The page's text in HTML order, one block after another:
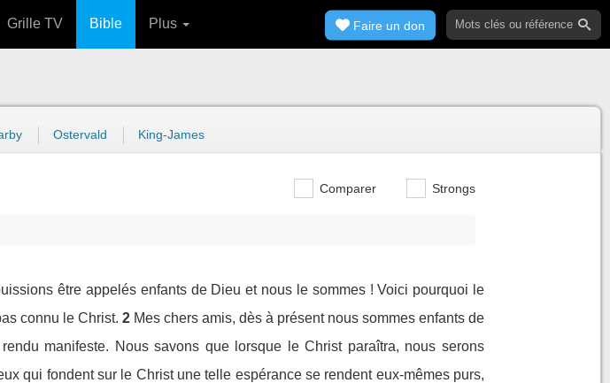
Grille TV Bible Plus Faire un don
Ostervald King-James
Comparer Strongs
être appelés enfants de Dieu et nous le sommes ! Voici pourquoi le
connu le Christ. 2 Mes chers amis, dès à présent nous sommes enfants de
manifeste. Nous savons que lorsque le Christ paraîtra, nous serons
qui fondent sur le Christ une telle espérance se rendent eux-mêmes purs,